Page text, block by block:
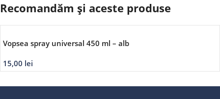
Recomandăm și aceste produse
Vopsea spray universal 450 ml – alb
15,00 lei